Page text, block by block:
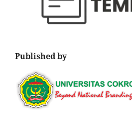
Published by